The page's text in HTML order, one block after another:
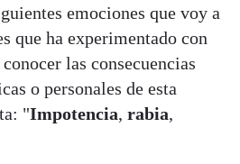
emociones que voy a
que ha experimentado con
las consecuencias
o personales de esta
"Impotencia, rabia,